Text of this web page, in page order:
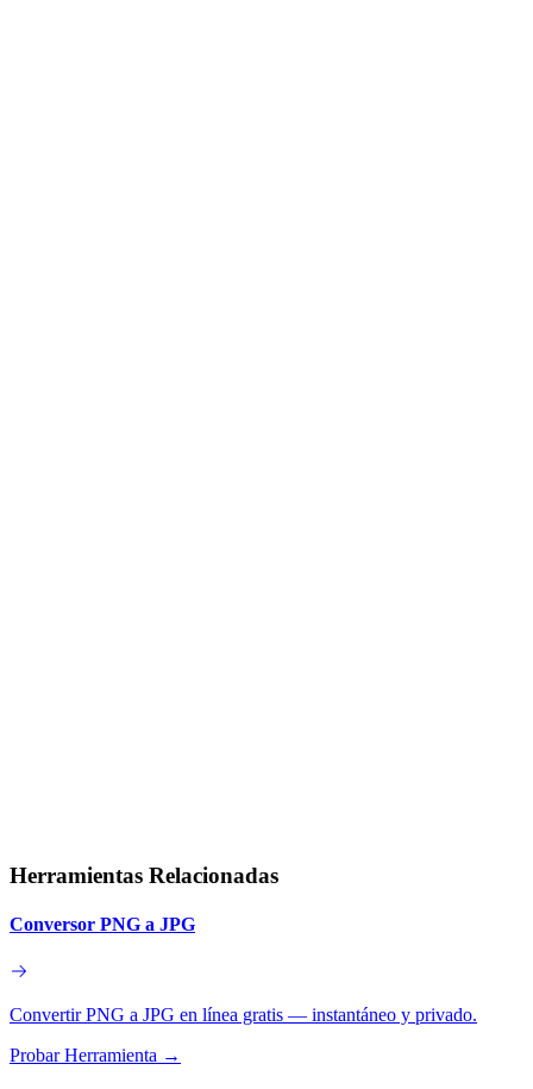
Herramientas Relacionadas
Conversor PNG a JPG
Convertir PNG a JPG en línea gratis — instantáneo y privado.
Probar Herramienta →